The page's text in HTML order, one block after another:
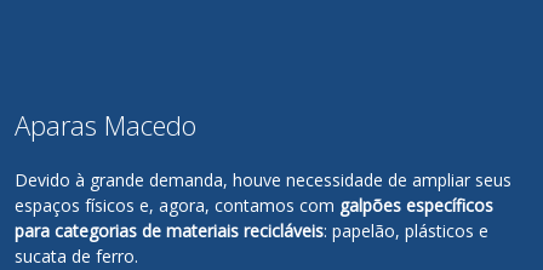
Aparas Macedo
Devido à grande demanda, houve necessidade de ampliar seus
espaços físicos e, agora, contamos com galpões específicos
para categorias de materiais recicláveis: papelão, plásticos e
sucata de ferro.